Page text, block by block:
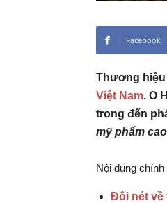
Facebook
Thương hiệu
Việt Nam. O
trong đến
mỹ phẩm
Nội dung chính
Đôi nét về